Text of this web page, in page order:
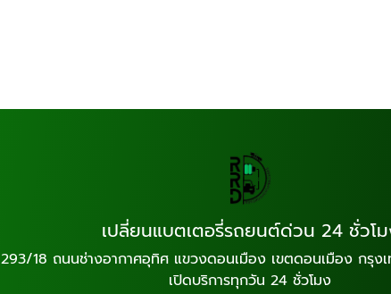
เปลี่ยนแบตเตอรี่รถยนต์ด่วน 24 ชั่วโ
293/18 ถนนช่างอากาศอุทิศ แขวงดอนเมือง เขตดอนเมือง กรุง
เปิดบริการทุกวัน 24 ชั่วโมง